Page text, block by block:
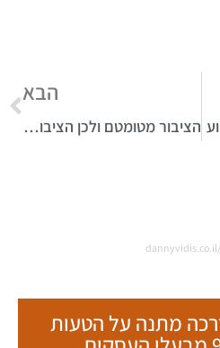
הבא
הציבור מטומטם ולכן הציבור משלם
dannyvidis.co.il/
מתנה על הטעות